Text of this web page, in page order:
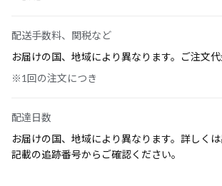
配送手数料、関税など
お届けの国、地域により異なります。ご注文代
※1回の注文につき
配達日数
お届けの国、地域により異なります。詳しく
記載の追跡番号からご確認ください。